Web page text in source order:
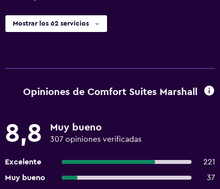
Mostrar los 62 servicios
Opiniones de Comfort Suites Marshall
8,8 Muy bueno
307 opiniones verificadas
Excelente
221
Muy bueno
37